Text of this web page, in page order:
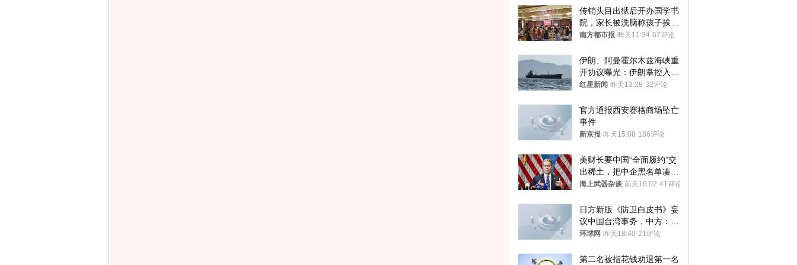
传销头目出狱后开办国学书
院，家长被洗脑称孩子挨打
才有效果
南方都市报 昨天11:34 67评论
伊朗、阿曼霍尔木兹海峡重
开协议曝光：伊朗掌控入湾
航道，与阿曼平分“服务费”
红星新闻 昨天13:28 32评论
官方通报西安赛格商场坠亡
事件
新京报 昨天15:08 186评论
美财长要中国“全面履约”交
出稀土，把中企黑名单凑到
187家，中方做最坏打算
海上武器杂谈 前天16:02 41评论
日方新版《防卫白皮书》妄
议中国台湾事务，中方：强
烈不满、坚决反对，已向日
环球网 昨天18:40 21评论
第二名被指花钱劝退第一名